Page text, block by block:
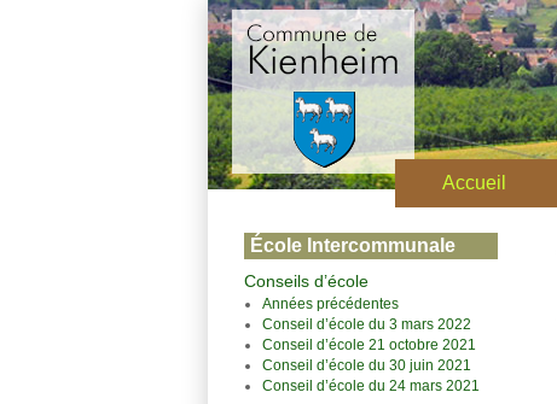
Accueil
École Intercommunale
Conseils d’école
Années précédentes
Conseil d’école du 3 mars 2022
Conseil d’école 21 octobre 2021
Conseil d’école du 30 juin 2021
Conseil d’école du 24 mars 2021